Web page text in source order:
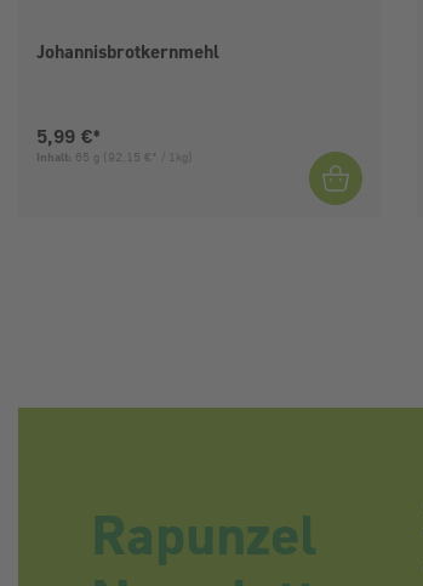
Johannisbrotkernmehl
Aktueller Preis:
5,99 €*
Inhalt: 65 g (92,15 €* / 1kg)
Rapunzel